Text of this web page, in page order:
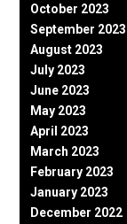
October 2023
September 2023
August 2023
July 2023
June 2023
May 2023
April 2023
March 2023
February 2023
January 2023
December 2022